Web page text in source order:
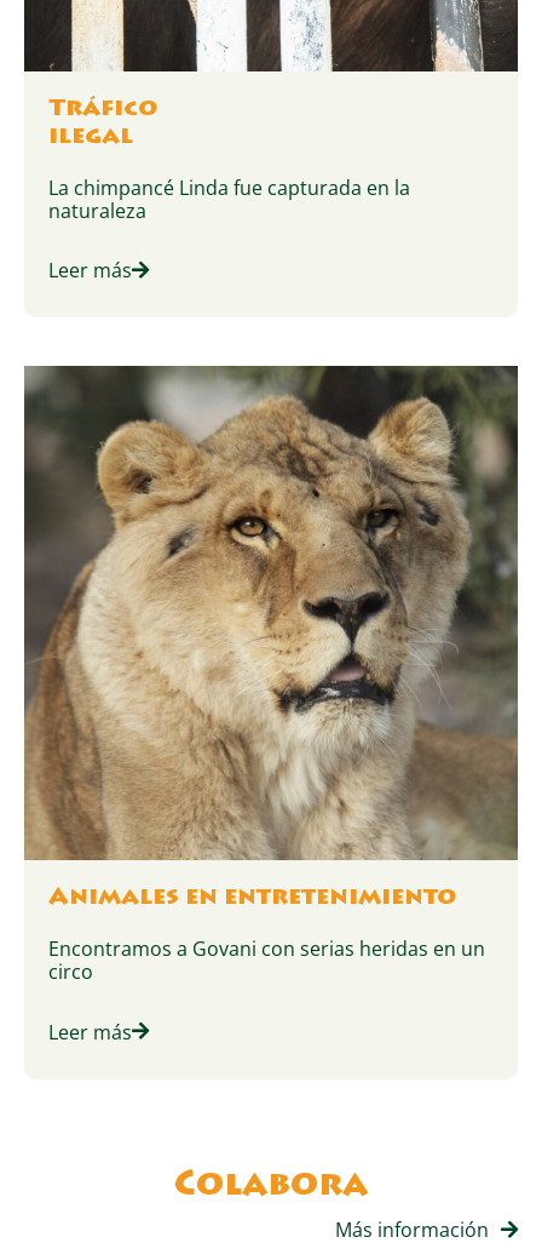
Tráfico
ilegal
La chimpancé Linda fue capturada en la
naturaleza
Leer más
Animales en entretenimiento
Encontramos a Govani con serias heridas en un
circo
Leer más
Colabora
Más información